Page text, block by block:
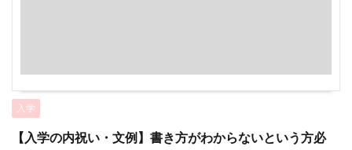
入学
【入学の内祝い・文例】書き方がわからないという方必